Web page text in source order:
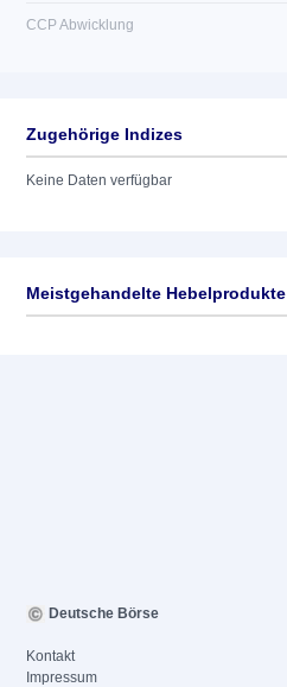
CCP Abwicklung
Zugehörige Indizes
Keine Daten verfügbar
Meistgehandelte Hebelprodukte
Deutsche Börse
Kontakt
Impressum